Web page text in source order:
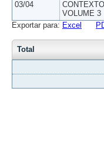
03/04
VOLUME 3
Exportar para: Excel
Total